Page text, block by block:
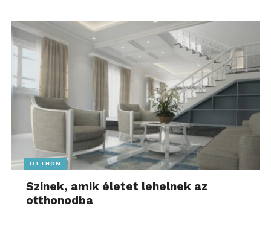
OTTHON
Színek, amik életet lehelnek az
otthonodba